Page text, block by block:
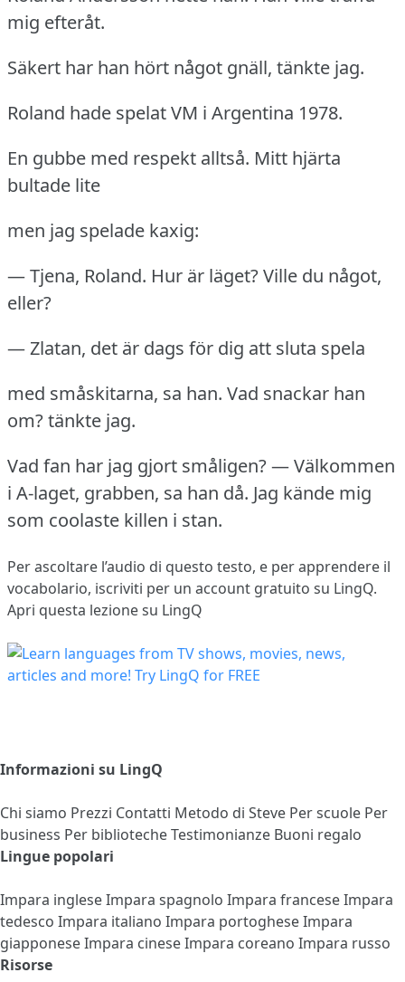
mig efteråt.
Säkert har han hört något gnäll, tänkte jag.
Roland hade spelat VM i Argentina 1978.
En gubbe med respekt alltså. Mitt hjärta
bultade lite
men jag spelade kaxig:
— Tjena, Roland. Hur är läget?Ville du något,
eller?
— Zlatan, det är dags för dig att sluta spela
med småskitarna, sa han. Vad snackar han
om?tänkte jag.
Vad fan har jag gjort småligen?— Välkommen
i A-laget, grabben, sa han då. Jag kände mig
som coolaste killen i stan.
Per ascoltare l’audio di questo testo, e per apprendere il
vocabolario, iscriviti per un account gratuito su LingQ.
Apri questa lezione su LingQ
Informazioni su LingQ
Chi siamo Prezzi Contatti Metodo di Steve Per scuole Per
business Per bibliotecheTestimonianze Buoni regalo
Lingue popolari
Impara ingleseImpara spagnolo Impara franceseImpara
tedesco Impara italiano Impara portogheseImpara
giapponeseImpara cineseImpara coreano Impara russo
Risorse